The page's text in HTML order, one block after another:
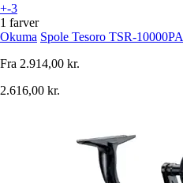
+-3
1 farver
Okuma Spole Tesoro TSR-10000PA
Fra 2.914,00 kr.
2.616,00 kr.